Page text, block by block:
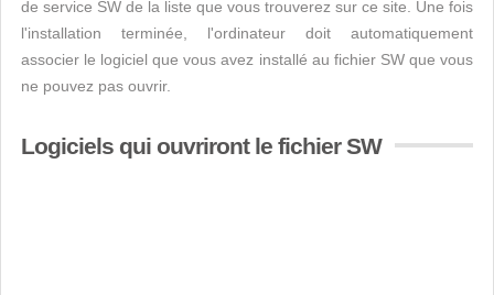
de service SW de la liste que vous trouverez sur ce site. Une fois
l'installation terminée, l'ordinateur doit automatiquement
associer le logiciel que vous avez installé au fichier SW que vous
ne pouvez pas ouvrir.
Logiciels qui ouvriront le fichier SW